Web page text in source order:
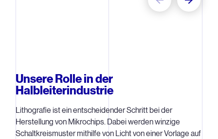
entwickeln unsere
Unsere Rolle in der
Halbleiterindustrie
Lithografie ist ein entscheidender Schritt bei der
Herstellung von Mikrochips. Dabei werden winzige
Schaltkreismuster mithilfe von Licht von einer Vorlage auf